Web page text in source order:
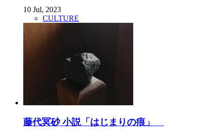
10 Jul, 2023
CULTURE
藤代冥砂 小説「はじまりの痕」